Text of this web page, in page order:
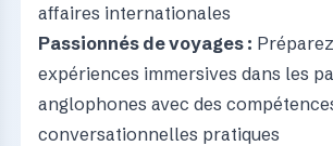
affaires internationales
Passionnés de voyages :
expériences immersives dans les
anglophones avec des
conversationnelles pratiques